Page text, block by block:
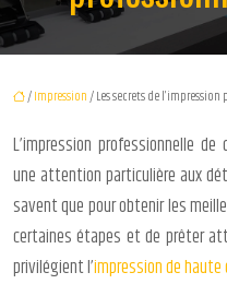
/Impression/ Les secrets de
L’impression professionnelle
une attention particulière aux
savent que pour obtenir les
certaines étapes et de prêter
privilégient l’impression de